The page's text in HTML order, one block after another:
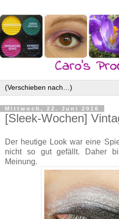
Mittwoch, 22. Juni 2016
[Sleek-Wochen]
Der heutige Look war eine
nicht so gut gefällt. Daher
Meinung.